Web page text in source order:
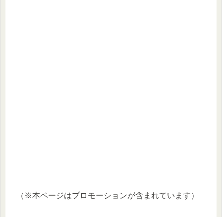
（※本ページはプロモーションが含まれています）